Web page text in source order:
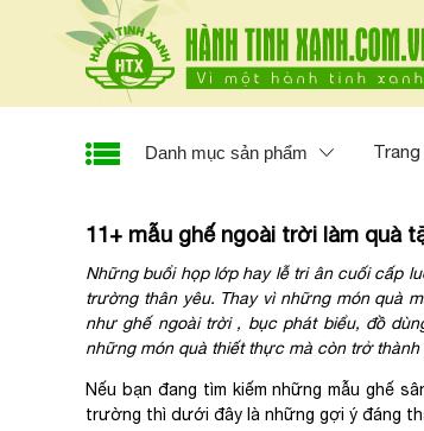
Danh mục sản phẩm Trang
11+ mẫu ghế ngoài trời làm quà
Những buổi họp lớp hay lễ tri ân cuối cấp
trường thân yêu. Thay vì những món quà
như ghế ngoài trời , bục phát biểu, đồ
những món quà thiết thực mà còn trở
Nếu bạn đang tìm kiếm những mẫu ghế
trường thì dưới đây là những gợi ý đáng